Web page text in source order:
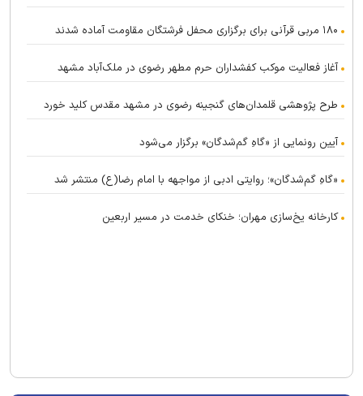
۱۸۰ مربی قرآنی برای برگزاری محفل فرشتگان مقاومت آماده شدند
آغاز فعالیت موکب کفشداران حرم مطهر رضوی در ملک‌آباد مشهد
طرح پژوهشی قلمدان‌های گنجینه رضوی در مشهد مقدس کلید خورد
آیین رونمایی از «گاهِ گم‌شدگان» برگزار می‌شود
«گاهِ گم‌شدگان»؛ روایتی ادبی از مواجهه با امام رضا(ع) منتشر شد
کارخانه یخ‌سازی مهران؛ خنکای خدمت در مسیر اربعین